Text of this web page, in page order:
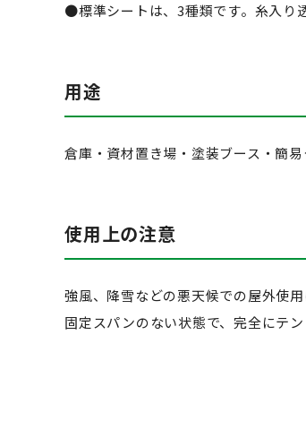
●標準シートは、3種類です。糸入り
用途
倉庫・資材置き場・塗装ブース・簡
使用上の注意
強風、降雪などの悪天候での屋外使
固定スパンのない状態で、完全にテ